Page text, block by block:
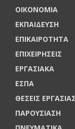
ΟΙΚΟΝΟΜΙΑ
ΕΚΠΑΙΔΕΥΣΗ
ΕΠΙΚΑΙΡΟΤΗΤΑ
ΕΠΙΧΕΙΡΗΣΕΙΣ
ΕΡΓΑΣΙΑΚΑ
ΕΣΠΑ
ΘΕΣΕΙΣ ΕΡΓΑΣΙΑΣ
ΠΑΡΟΥΣΙΑΣΗ